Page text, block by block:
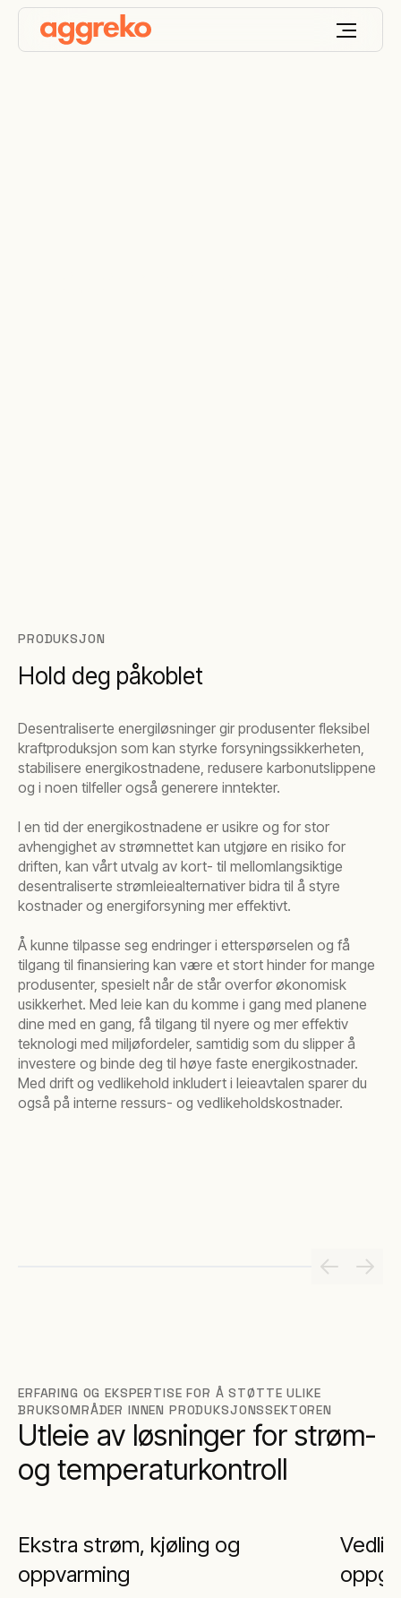
PRODUKSJON
Hold deg påkoblet
Desentraliserte energiløsninger gir produsenter fleksibel
kraftproduksjon som kan styrke forsyningssikkerheten,
stabilisere energikostnadene, redusere karbonutslippene
og i noen tilfeller også generere inntekter.
I en tid der energikostnadene er usikre og for stor
avhengighet av strømnettet kan utgjøre en risiko for
driften, kan vårt utvalg av kort- til mellomlangsiktige
desentraliserte strømleiealternativer bidra til å styre
kostnader og energiforsyning mer effektivt.
Å kunne tilpasse seg endringer i etterspørselen og få
tilgang til finansiering kan være et stort hinder for mange
produsenter, spesielt når de står overfor økonomisk
usikkerhet. Med leie kan du komme i gang med planene
dine med en gang, få tilgang til nyere og mer effektiv
teknologi med miljøfordeler, samtidig som du slipper å
investere og binde deg til høye faste energikostnader.
Med drift og vedlikehold inkludert i leieavtalen sparer du
også på interne ressurs- og vedlikeholdskostnader.
ERFARING OG EKSPERTISE FOR Å STØTTE ULIKE
BRUKSOMRÅDER INNEN PRODUKSJONSSEKTOREN
Utleie av løsninger for strøm-
og temperaturkontroll
Ekstra strøm, kjøling og
oppvarming